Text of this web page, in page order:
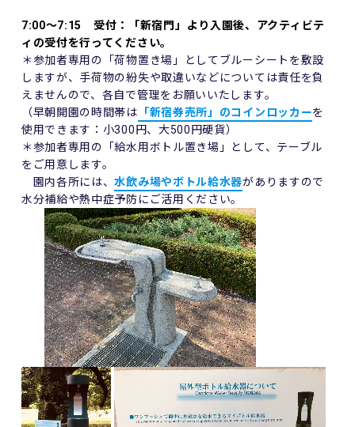
7:00～7:15 受付：「新宿門」より入園後、アクティビテ
ィの受付を行ってください。
＊参加者専用の「荷物置き場」としてブルーシートを敷設
しますが、手荷物の紛失や取違いなどについては責任を負
えませんので、各自で管理をお願いいたします。
（早朝開園の時間帯は 「新宿券売所」のコインロッカーを
使用できます：小300円、大500円硬貨）
＊参加者専用の「給水用ボトル置き場」として、テーブル
をご用意します。
園内各所には、水飲み場やボトル給水器がありますので
水分補給や熱中症予防にご活用ください。